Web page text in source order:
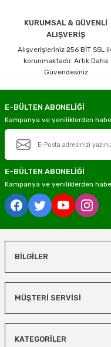
KURUMSAL & GÜVENLİ
ALIŞVERİŞ
Alışverişleriniz 256 BİT SSL
korunmaktadır. Artık Daha
Güvendesiniz
E-BÜLTEN ABONELİĞİ
Kampanya ve yeniliklerden
E-BÜLTEN ABONELİĞİ
Kampanya ve yeniliklerden
BİLGİLER
MÜŞTERİ SERVİSİ
KATEGORİLER